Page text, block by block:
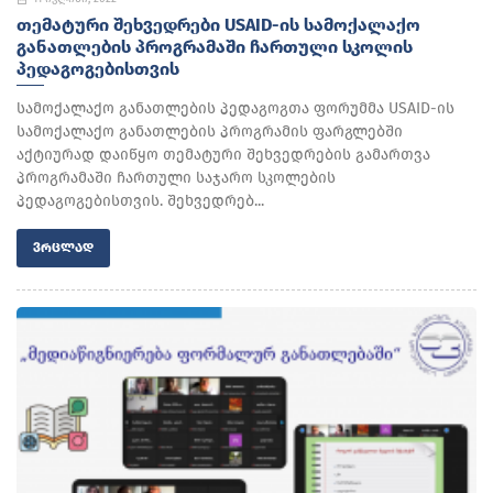
ᲗᲔᲛᲐᲢᲣᲠᲘ ᲨᲔᲮᲕᲔᲓᲠᲔᲑᲘ USAID-ᲘᲡ ᲡᲐᲛᲝᲥᲐᲚᲐᲥᲝ
ᲒᲐᲜᲐᲗᲚᲔᲑᲘᲡ ᲞᲠᲝᲒᲠᲐᲛᲐᲨᲘ ᲩᲐᲠᲗᲣᲚᲘ ᲡᲙᲝᲚᲘᲡ
ᲞᲔᲓᲐᲒᲝᲒᲔᲑᲘᲡᲗᲕᲘᲡ
სამოქალაქო განათლების პედაგოგთა ფორუმმა USAID-ის
სამოქალაქო განათლების პროგრამის ფარგლებში
აქტიურად დაიწყო თემატური შეხვედრების გამართვა
პროგრამაში ჩართული საჯარო სკოლების
პედაგოგებისთვის. შეხვედრებ...
ᲕᲠᲪᲚᲐᲓ